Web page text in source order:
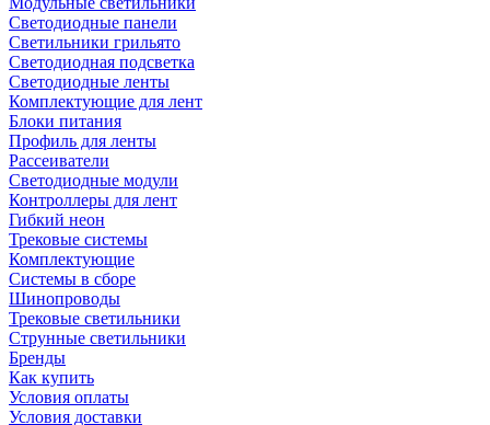
Светодиодные панели
Светильники грильято
Светодиодная подсветка
Светодиодные ленты
Комплектующие для лент
Блоки питания
Профиль для ленты
Рассеиватели
Светодиодные модули
Контроллеры для лент
Гибкий неон
Трековые системы
Комплектующие
Системы в сборе
Шинопроводы
Трековые светильники
Струнные светильники
Бренды
Как купить
Условия оплаты
Условия доставки